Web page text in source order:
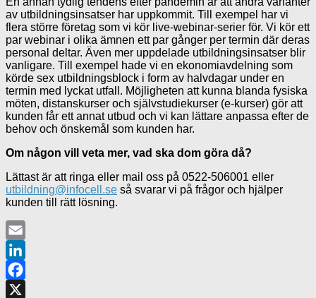
av utbildningsinsatser har uppkommit. Till exempel har vi
flera större företag som vi kör live-webinar-serier ️för. Vi kör ett
par webinar i olika ämnen ett par gånger per termin där deras
personal deltar. Även mer uppdelade utbildningsinsatser blir
vanligare. Till exempel hade vi en ekonomiavdelning som
körde sex utbildningsblock i form av halvdagar under en
termin med lyckat utfall. Möjligheten att kunna blanda fysiska
möten, distanskurser och självstudiekurser (e-kurser) gör att
kunden får ett annat utbud och vi kan lättare anpassa efter de
behov och önskemål som kunden har.
Om någon vill veta mer, vad ska dom göra då?
Lättast är att ringa eller mail oss på 0522-506001 eller
utbildning@infocell.se så svarar vi på frågor och hjälper
kunden till rätt lösning.
Email
LinkedIn
Facebook